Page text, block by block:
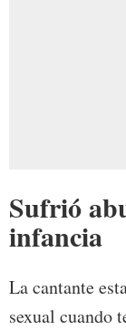
Sufrió
infancia
La cantante
sexual cuando